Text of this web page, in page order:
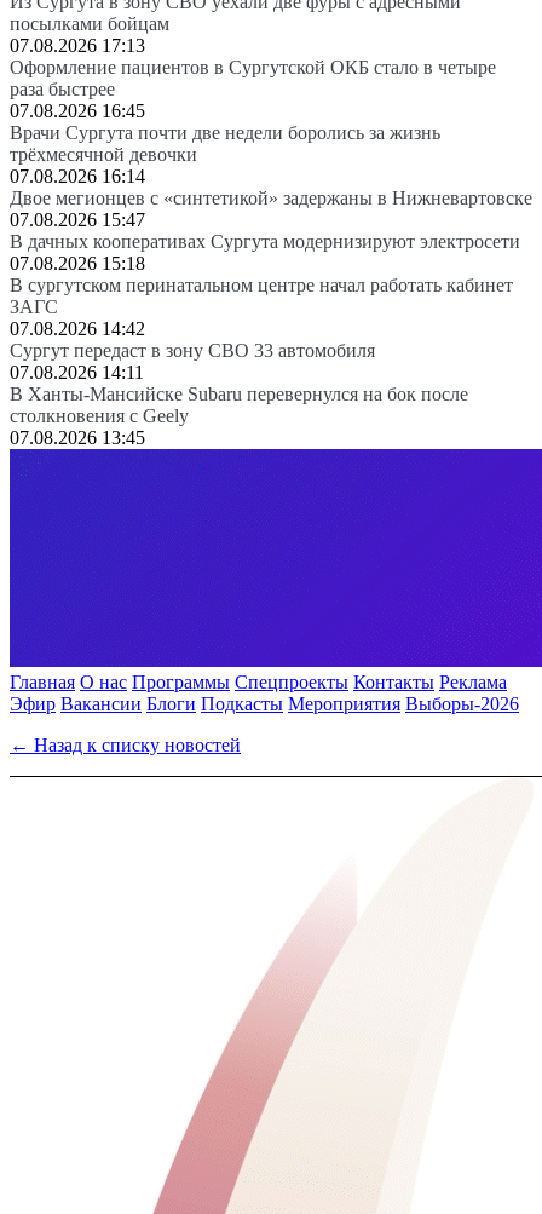
посылками бойцам
07.08.2026 17:13
Оформление пациентов в Сургутской ОКБ стало в четыре
раза быстрее
07.08.2026 16:45
Врачи Сургута почти две недели боролись за жизнь
трёхмесячной девочки
07.08.2026 16:14
Двое мегионцев с «синтетикой» задержаны в Нижневартовске
07.08.2026 15:47
В дачных кооперативах Сургута модернизируют электросети
07.08.2026 15:18
В сургутском перинатальном центре начал работать кабинет
ЗАГС
07.08.2026 14:42
Сургут передаст в зону СВО 33 автомобиля
07.08.2026 14:11
В Ханты-Мансийске Subaru перевернулся на бок после
столкновения с Geely
07.08.2026 13:45
Главная О нас Программы Спецпроекты Контакты Реклама
Эфир Вакансии Блоги Подкасты Мероприятия Выборы-2026
← Назад к списку новостей